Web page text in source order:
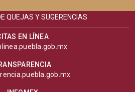
QUEJAS Y SUGERENCIAS
EN LÍNEA